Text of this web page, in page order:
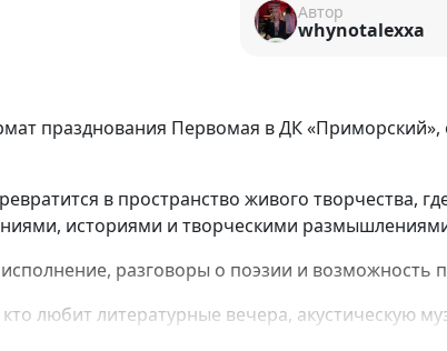
Автор
whynotalexxa
празднования Первомая в ДК
в пространство живого творчества,
историями и творческими
разговоры о поэзии и возможность
любит литературные вечера, акустическую